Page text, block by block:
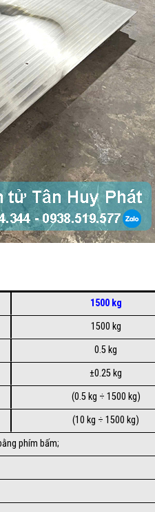
1500 kg
1500 kg
0.5 kg
±0.25 kg
(0.5 kg ÷ 1500 kg)
(10 kg ÷ 1500 kg)
phím bấm;